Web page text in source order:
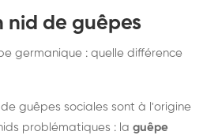
nid de guêpes
germanique : quelle différence
guêpes sociales sont à l'origine
problématiques : la guêpe